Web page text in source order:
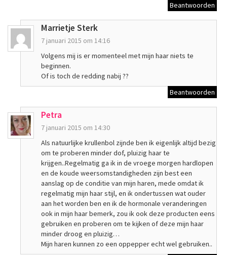
Beantwoorden
Marrietje Sterk
7 januari 2015 om 14:16
Volgens mij is er momenteel met mijn haar niets te
beginnen.
Of is toch de redding nabij ??
Beantwoorden
Petra
7 januari 2015 om 14:30
Als natuurlijke krullenbol zijnde ben ik eigenlijk altijd bezig
om te proberen minder dof, pluizig haar te
krijgen..Regelmatig ga ik in de vroege morgen hardlopen
en de koude weersomstandigheden zijn best een
aanslag op de conditie van mijn haren, mede omdat ik
regelmatig mijn haar stijl, en ik ondertussen wat ouder
aan het worden ben en ik de hormonale veranderingen
ook in mijn haar bemerk, zou ik ook deze producten eens
gebruiken en proberen om te kijken of deze mijn haar
minder droog en pluizig…
Mijn haren kunnen zo een oppepper echt wel gebruiken..